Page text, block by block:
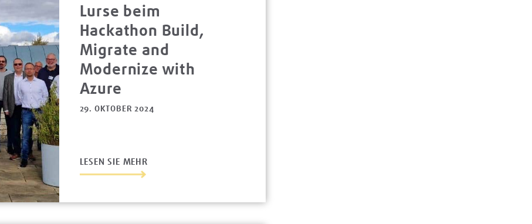
Lurse beim
Hackathon Build,
Migrate and
Modernize with
Azure
29. OKTOBER 2024
LESEN SIE MEHR